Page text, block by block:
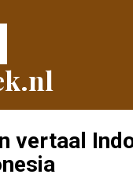
vertaal